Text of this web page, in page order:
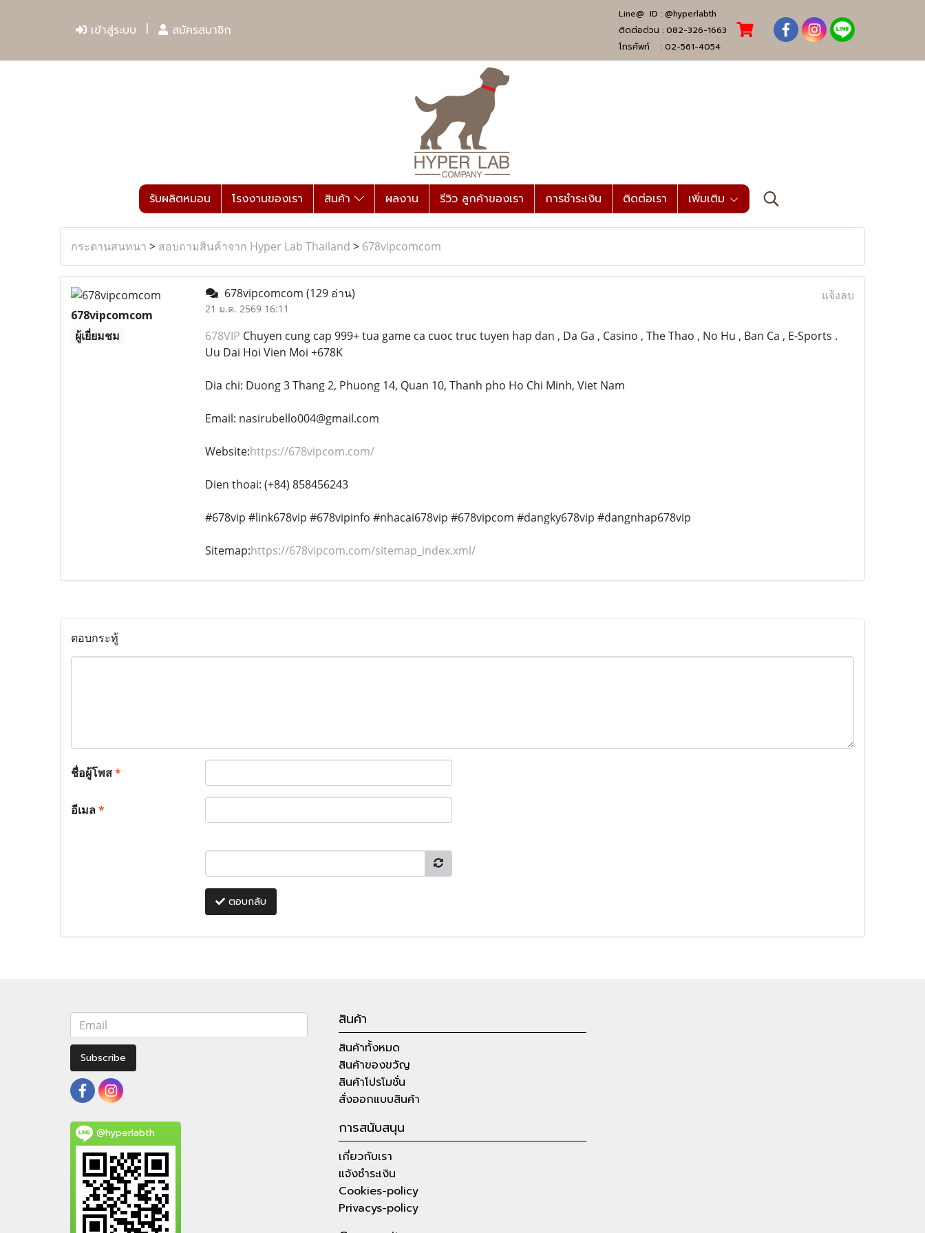
เข้าสู่ระบบ สมัครสมาชิก
Line@ ID : @hyperlabth
ติดต่อด่วน : 082-326-1663
โทรศัพท์ : 02-561-4054
รับผลิตหมอน โรงงานของเรา สินค้า ผลงาน รีวิว ลูกค้าของเรา การชำระเงิน ติดต่อเรา เพิ่มเติม
กระดานสนทนา > สอบถามสินค้าจาก Hyper Lab Thailand > 678vipcomcom
678vipcomcom
ผู้เยี่ยมชม
678vipcomcom (129 อ่าน)
21 ม.ค. 2569 16:11
แจ้งลบ
678VIP Chuyen cung cap 999+ tua game ca cuoc truc tuyen hap dan , Da Ga , Casino , The Thao , No Hu , Ban Ca , E-Sports .
Uu Dai Hoi Vien Moi +678K
Dia chi: Duong 3 Thang 2, Phuong 14, Quan 10, Thanh pho Ho Chi Minh, Viet Nam
Email: nasirubello004@gmail.com
Website:https://678vipcom.com/
Dien thoai: (+84) 858456243
#678vip #link678vip #678vipinfo #nhacai678vip #678vipcom #dangky678vip #dangnhap678vip
Sitemap:https://678vipcom.com/sitemap_index.xml/
ตอบกระทู้
ชื่อผู้โพส*
อีเมล*
ตอบกลับ
Subscribe
@hyperlabth
สินค้า
สินค้าทั้งหมด
สินค้าของขวัญ
สินค้าโปรโมชั่น
สั่งออกแบบสินค้า
การสนับสนุน
เกี่ยวกับเรา
แจ้งชำระเงิน
Cookies-policy
Privacys-policy